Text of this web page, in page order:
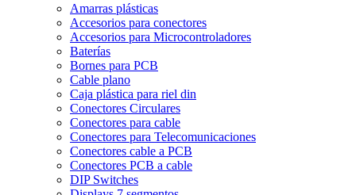
Amarras plásticas
Accesorios para conectores
Accesorios para Microcontroladores
Baterías
Bornes para PCB
Cable plano
Caja plástica para riel din
Conectores Circulares
Conectores para cable
Conectores para Telecomunicaciones
Conectores cable a PCB
Conectores PCB a cable
DIP Switches